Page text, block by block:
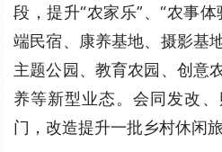
段，提升“农家乐”、“农事
端民宿、康养基地、摄影基
主题公园、教育农园、创意
养等新型业态。会同发改
门，改造提升一批乡村休闲